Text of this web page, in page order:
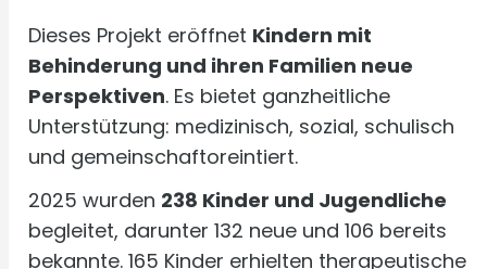
Dieses Projekt eröffnet Kindern mit
Behinderung und ihren Familien neue
Perspektiven. Es bietet ganzheitliche
Unterstützung: medizinisch, sozial, schulisch
und gemeinschaftoreintiert.
2025 wurden 238 Kinder und Jugendliche
begleitet, darunter 132 neue und 106 bereits
bekannte. 165 Kinder erhielten therapeutische